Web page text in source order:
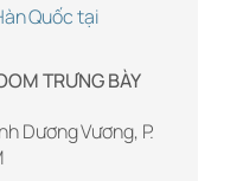
Quốc tại
TRƯNG BÀY
Dương Vương, P.